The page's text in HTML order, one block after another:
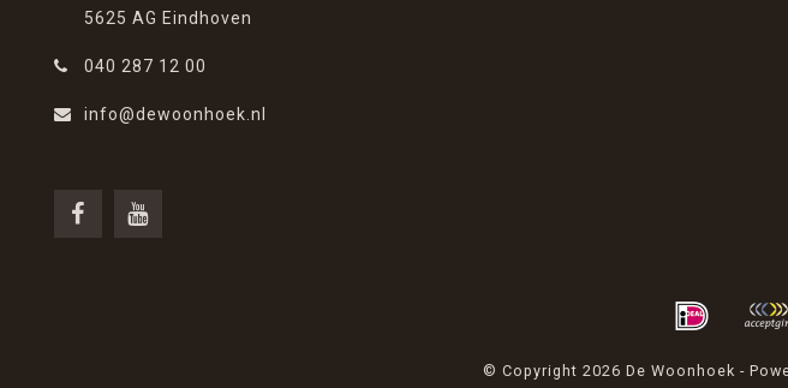
5625 AG Eindhoven
040 287 12 00
info@dewoonhoek.nl
© Copyright 2026 De Woonhoek -